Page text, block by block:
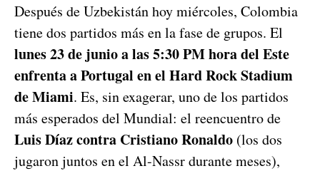
Después de Uzbekistán hoy miércoles, Colombia
tiene dos partidos más en la fase de grupos. El
lunes 23 de junio a las 5:30 PM hora del Este
enfrenta a Portugal en el Hard Rock Stadium
de Miami. Es, sin exagerar, uno de los partidos
más esperados del Mundial: el reencuentro de
Luis Díaz contra Cristiano Ronaldo (los dos
jugaron juntos en el Al-Nassr durante meses),